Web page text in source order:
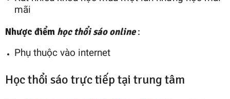
mãi
Nhược điểm học thổi sáo online:
Phụ thuộc vào internet
Học thổi sáo trực tiếp tại trung tâm